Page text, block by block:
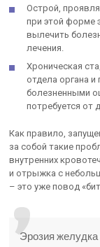
Острой,
при этой форме
вылечить
лечения.
Хроническая
отдела органа
болезненными
потребуется от
Как правило,
за собой такие
внутренних
и отрыжка с
– это уже повод
Эрозия желудка